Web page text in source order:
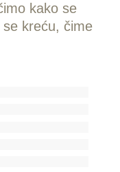
kako se
kreću, čime